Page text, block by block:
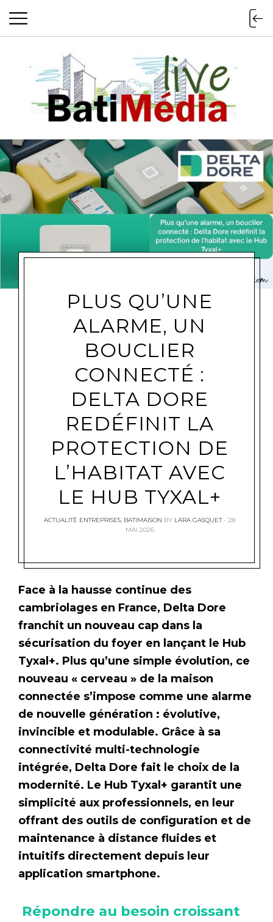
Batimedialive
PLUS QU’UNE
ALARME, UN
BOUCLIER
CONNECTÉ :
DELTA DORE
REDÉFINIT LA
PROTECTION DE
L’HABITAT AVEC
LE HUB TYXAL+
ACTUALITÉ ENTREPRISES, BATIMAISON BY LARA GASQUET
28
MAI 2026
Face à la hausse continue des
cambriolages en France, Delta Dore
franchit un nouveau cap dans la
sécurisation du foyer en lançant le Hub
Tyxal+. Plus qu’une simple évolution, ce
nouveau « cerveau » de la maison
connectée s’impose comme une alarme
de nouvelle génération : évolutive,
invincible et modulable. Grâce à sa
connectivité multi-technologie
intégrée, Delta Dore fait le choix de la
modernité. Le Hub Tyxal+ garantit une
simplicité aux professionnels, en leur
offrant des outils de configuration et de
maintenance à distance fluides et
intuitifs directement depuis leur
application smartphone.
Répondre au besoin croissant